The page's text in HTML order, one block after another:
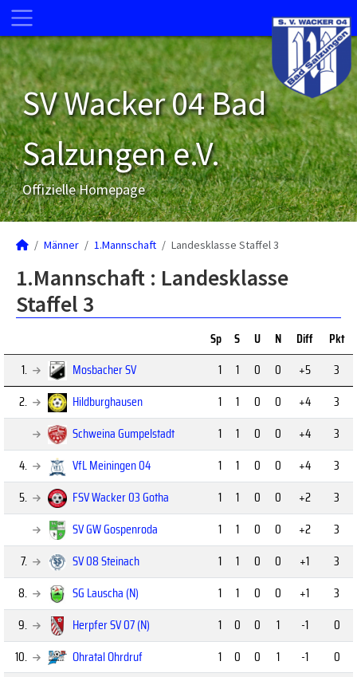
SV Wacker 04 Bad
Salzungen e.V.
Offizielle Homepage
Männer 1.Mannschaft Landesklasse Staffel 3
1.Mannschaft : Landesklasse
Staffel 3
Sp S U N Diff
Pkt
1.
Mosbacher SV 1 1 0 0 +5
3
2.
Hildburghausen 1 1 0 0 +4
3
Schweina Gumpelstadt
1 1 0 0 +4
3
4.
VfL Meiningen 04 1 1 0 0 +4
3
5.
FSV Wacker 03 Gotha 1 1 0 0 +2
3
SV GW Gospenroda
1 1 0 0 +2
3
7.
SV 08 Steinach 1 1 0 0 +1
3
8.
SG Lauscha (N) 1 1 0 0 +1
3
9.
Herpfer SV 07 (N) 1 0 0 1 -1
0
10.
Ohratal Ohrdruf 1 0 0 1 -1
0